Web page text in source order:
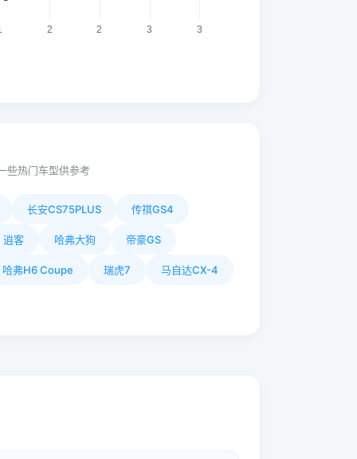
些热门车型供参考
长安CS75PLUS 传祺GS4
逍客 哈弗大狗 帝豪GS
哈弗H6 Coupe 瑞虎7 马自达CX-4